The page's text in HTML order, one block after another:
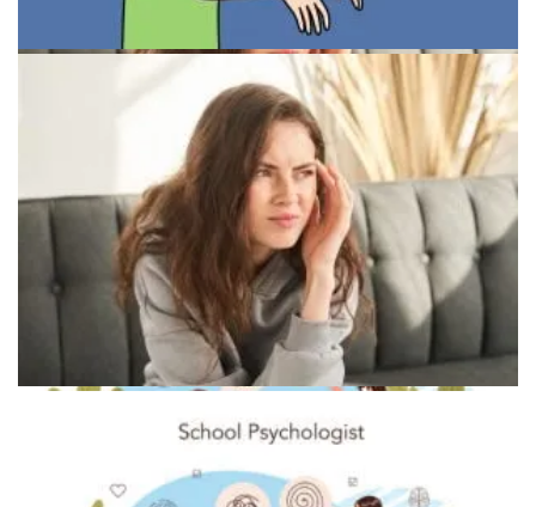
Символика социальной близости и эмоционального барьера